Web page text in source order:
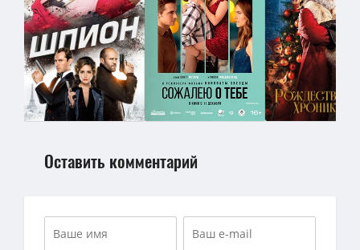
Оставить комментарий